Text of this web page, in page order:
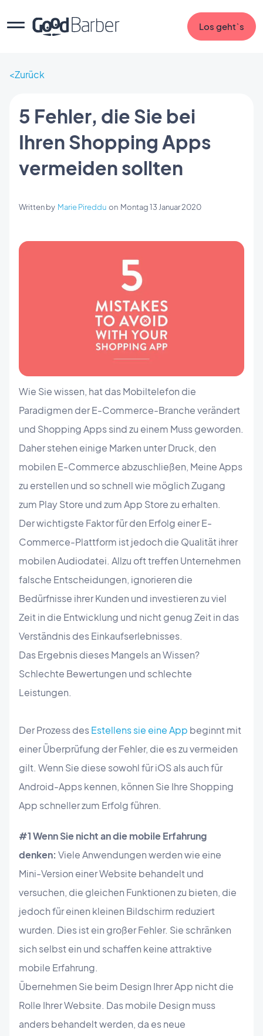
Los geht`s
Zurück
5 Fehler, die Sie bei
Ihren Shopping Apps
vermeiden sollten
Written by Marie Pireddu on Montag 13 Januar 2020
Wie Sie wissen, hat das Mobiltelefon die
Paradigmen der E-Commerce-Branche verändert
und Shopping Apps sind zu einem Muss geworden.
Daher stehen einige Marken unter Druck, den
mobilen E-Commerce abzuschließen, Meine Apps
zu erstellen und so schnell wie möglich Zugang
zum Play Store und zum App Store zu erhalten.
Der wichtigste Faktor für den Erfolg einer E-
Commerce-Plattform ist jedoch die Qualität ihrer
mobilen Audiodatei. Allzu oft treffen Unternehmen
falsche Entscheidungen, ignorieren die
Bedürfnisse ihrer Kunden und investieren zu viel
Zeit in die Entwicklung und nicht genug Zeit in das
Verständnis des Einkaufserlebnisses.
Das Ergebnis dieses Mangels an Wissen?
Schlechte Bewertungen und schlechte
Leistungen.
Der Prozess desEstellens sie eine App beginnt mit
einer Überprüfung der Fehler, die es zu vermeiden
gilt. Wenn Sie diese sowohl für iOS als auch für
Android-Apps kennen, können Sie Ihre Shopping
App schneller zum Erfolg führen.
#1 Wenn Sie nicht an die mobile Erfahrung
denken: Viele Anwendungen werden wie eine
Mini-Version einer Website behandelt und
versuchen, die gleichen Funktionen zu bieten, die
jedoch für einen kleinen Bildschirm reduziert
wurden. Dies ist ein großer Fehler. Sie schränken
sich selbst ein und schaffen keine attraktive
mobile Erfahrung.
Übernehmen Sie beim Design Ihrer App nicht die
Rolle Ihrer Website. Das mobile Design muss
anders behandelt werden, da es neue